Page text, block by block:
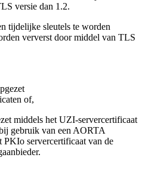
versie dan 1.2.
tijdelijke sleutels te worden
ververst door middel van TLS
of,
middels het UZI-servercertificaat
gebruik van een AORTA
PKIo servercertificaat van de